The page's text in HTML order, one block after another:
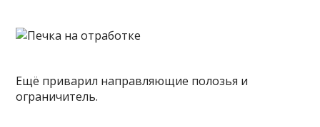
Ещё приварил направляющие полозья и
ограничитель.